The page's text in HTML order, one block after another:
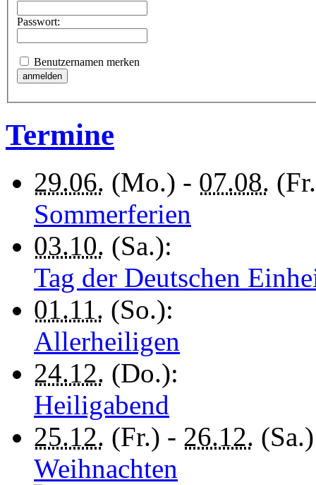
Passwort:
Benutzernamen merken
Termine
29.06. (Mo.) - 07.08.
Sommerferien
03.10. (Sa.):
Tag der Deutschen
01.11. (So.):
Allerheiligen
24.12. (Do.):
Heiligabend
25.12. (Fr.) - 26.12.
Weihnachten